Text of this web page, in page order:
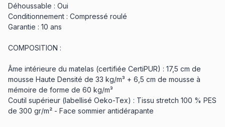
Déhoussable : Oui
Conditionnement : Compressé roulé
Garantie : 10 ans
COMPOSITION :
Âme intérieure du matelas (certifiée CertiPUR) : 17,5 cm de
mousse Haute Densité de 33 kg/m³ + 6,5 cm de mousse à
mémoire de forme de 60 kg/m³
Coutil supérieur (labellisé Oeko-Tex) : Tissu stretch 100 % PES
de 300 gr/m² - Face sommier antidérapante